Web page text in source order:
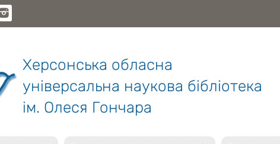
Херсонська обласна
універсальна наукова бібліотека
ім. Олеся Гончара